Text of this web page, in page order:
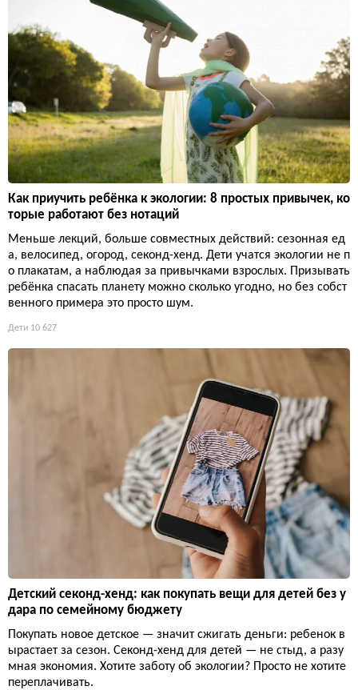
Как приучить ребёнка к экологии: 8 простых привычек, ко
торые работают без нотаций
Меньше лекций, больше совместных действий: сезонная ед
а, велосипед, огород, секонд-хенд. Дети учатся экологии не п
о плакатам, а наблюдая за привычками взрослых. Призывать
ребёнка спасать планету можно сколько угодно, но без собст
венного примера это просто шум.
Дети 10 627
Детский секонд-хенд: как покупать вещи для детей без у
дара по семейному бюджету
Покупать новое детское — значит сжигать деньги: ребенок в
ырастает за сезон. Секонд-хенд для детей — не стыд, а разу
мная экономия. Хотите заботу об экологии? Просто не хотите
переплачивать.